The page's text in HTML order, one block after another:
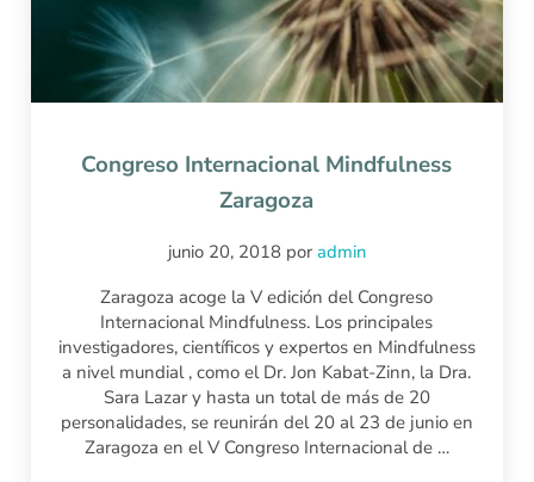
Congreso Internacional Mindfulness
Zaragoza
junio 20, 2018 por admin
Zaragoza acoge la V edición del Congreso
Internacional Mindfulness. Los principales
investigadores, científicos y expertos en Mindfulness
a nivel mundial , como el Dr. Jon Kabat-Zinn, la Dra.
Sara Lazar y hasta un total de más de 20
personalidades, se reunirán del 20 al 23 de junio en
Zaragoza en el V Congreso Internacional de …